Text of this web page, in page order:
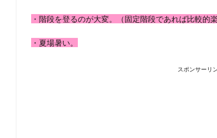
・階段を登るのが大変。（固定階段であれば比較的
・夏場暑い。
スポンサーリ